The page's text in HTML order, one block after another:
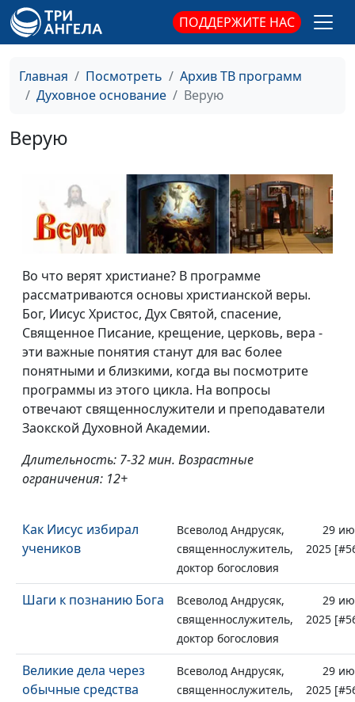
ПОДДЕРЖИТЕ НАС
Главная Посмотреть
Архив ТВ программ
Духовное основание
Верую
Верую
Во что верят христиане? В программе
рассматриваются основы христианской веры.
Бог, Иисус Христос, Дух Святой, спасение,
Священное Писание, крещение, церковь, вера -
эти важные понятия станут для вас более
понятными и близкими, когда вы посмотрите
программы из этого цикла. На вопросы
отвечают священнослужители и преподаватели
Заокской Духовной Академии.
Длительность: 7-32 мин. Возрастные
ограничения: 12+
Как Иисус избирал
учеников
Всеволод Андрусяк,
священнослужитель,
доктор богословия
29
2025
Шаги к познанию Бога
Всеволод Андрусяк,
священнослужитель,
доктор богословия
29
2025
Великие дела через
обычные средства
Всеволод Андрусяк,
священнослужитель,
29
2025